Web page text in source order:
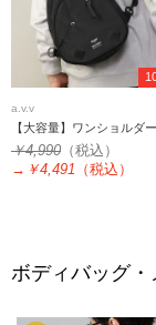
a.v.v
【大容量】ワンショルダ
￥4,990 （税込）
→ ￥4,491 （税込）
ボディバッグ